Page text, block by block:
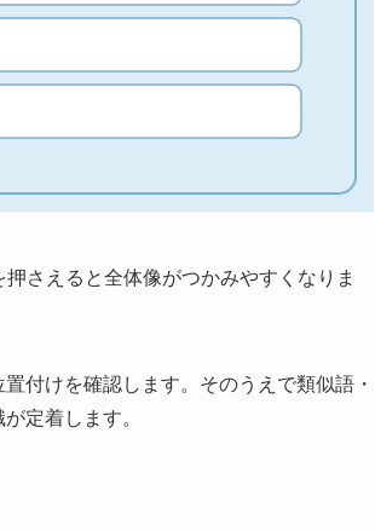
さえると全体像がつかみやすくなりま
付けを確認します。そのうえで類似語・
定着します。